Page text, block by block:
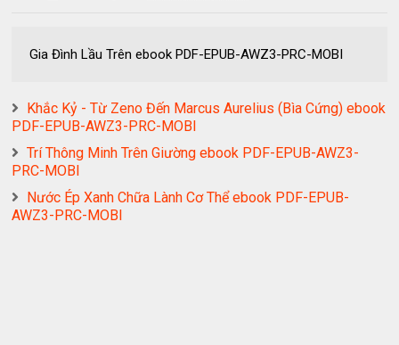
Gia Đình Lầu Trên ebook PDF-EPUB-AWZ3-PRC-MOBI
Khắc Kỷ - Từ Zeno Đến Marcus Aurelius (Bìa Cứng) ebook
PDF-EPUB-AWZ3-PRC-MOBI
Trí Thông Minh Trên Giường ebook PDF-EPUB-AWZ3-
PRC-MOBI
Nước Ép Xanh Chữa Lành Cơ Thể ebook PDF-EPUB-
AWZ3-PRC-MOBI